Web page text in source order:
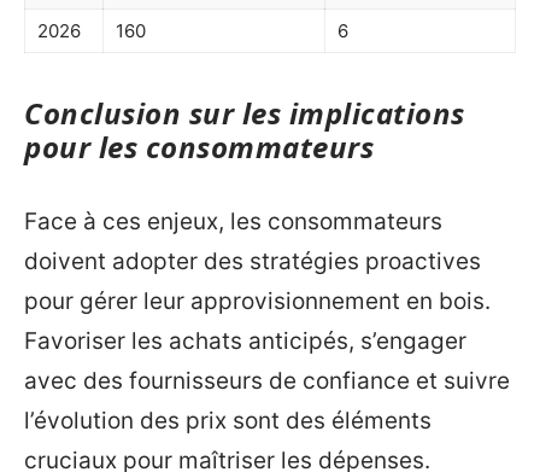
2026
160 6
Conclusion sur les implications
pour les consommateurs
Face à ces enjeux, les consommateurs
doivent adopter des stratégies proactives
pour gérer leur approvisionnement en bois.
Favoriser les achats anticipés, s’engager
avec des fournisseurs de confiance et suivre
l’évolution des prix sont des éléments
cruciaux pour maîtriser les dépenses.